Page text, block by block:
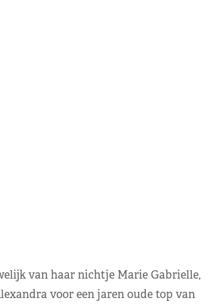
van haar nichtje Marie Gabrielle,
voor een jaren oude top van